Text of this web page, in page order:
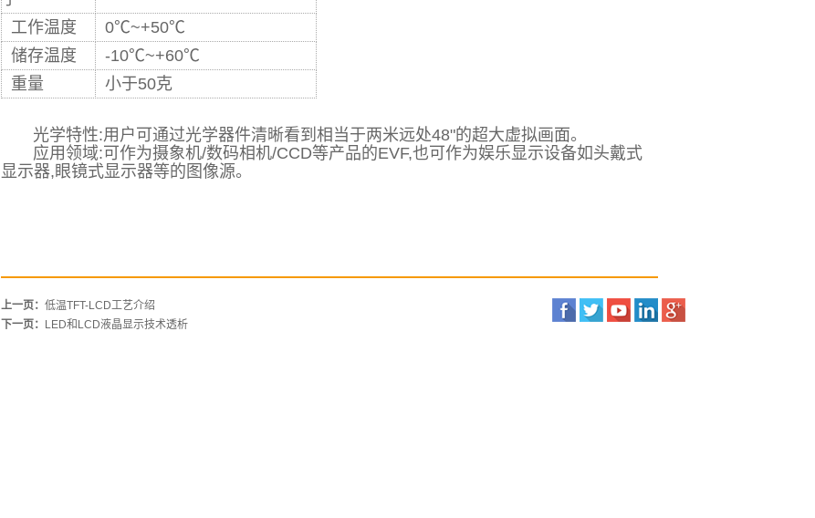
工作温度
0℃~+50℃
储存温度
-10℃~+60℃
重量
小于50克
光学特性:用户可通过光学器件清晰看到相当于两米远处48"的超大虚拟画面。
应用领域:可作为摄象机/数码相机/CCD等产品的EVF,也可作为娱乐显示设备如头戴式
显示器,眼镜式显示器等的图像源。
上一页： 低温TFT-LCD工艺介绍
下一页：
LED和LCD液晶显示技术透析